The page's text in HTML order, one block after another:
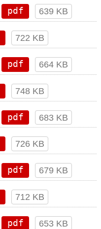
pdf 639 KB
722 KB
pdf 664 KB
748 KB
pdf 683 KB
726 KB
pdf 679 KB
712 KB
pdf 653 KB